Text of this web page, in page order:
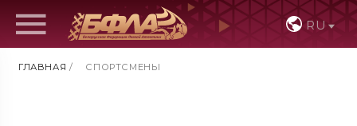
RU
ГЛАВНАЯ / СПОРТСМЕНЫ